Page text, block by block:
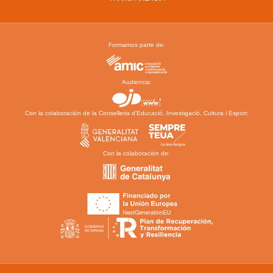
Formamos parte de:
Audiencia:
Con la colaboración de la Conselleria d’Educació, Investigació, Cultura i Esport:
Con la colaboración de: